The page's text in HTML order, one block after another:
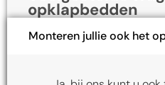
Veelgestelde
opklapbedden